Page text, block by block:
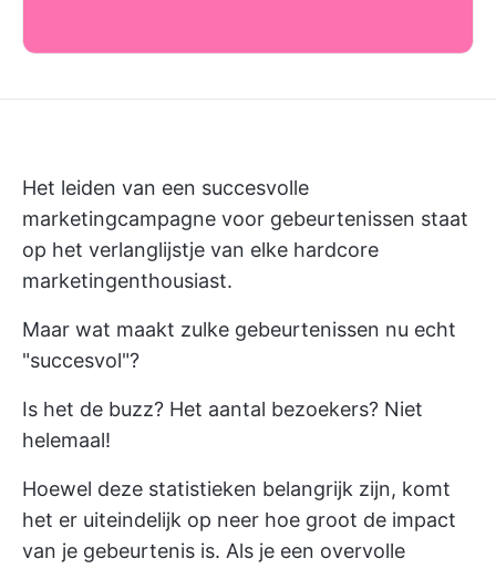
Het leiden van een succesvolle
marketingcampagne voor gebeurtenissen staat
op het verlanglijstje van elke hardcore
marketingenthousiast.
Maar wat maakt zulke gebeurtenissen nu echt
"succesvol"?
Is het de buzz? Het aantal bezoekers? Niet
helemaal!
Hoewel deze statistieken belangrijk zijn, komt
het er uiteindelijk op neer hoe groot de impact
van je gebeurtenis is. Als je een overvolle